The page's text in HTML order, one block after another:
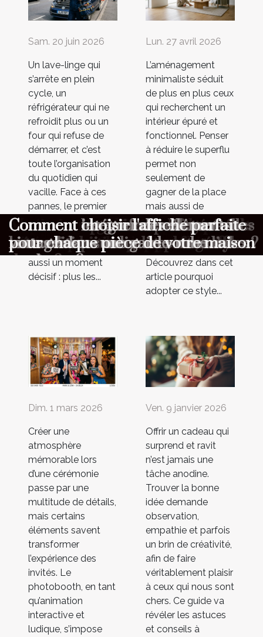
Dépannage express : quelles
informations transmettre au
premier contact ?
Sam. 20 juin 2026
Un lave-linge qui
s’arrête en plein
cycle, un
réfrigérateur qui ne
refroidit plus ou un
four qui refuse de
démarrer, et c’est
toute l’organisation
du quotidien qui
vacille. Face à ces
pannes, le premier
réflexe est souvent
d’appeler en
urgence, mais c’est
aussi un moment
décisif : plus les...
Aménagement minimaliste :
pourquoi moins c’est parfois mieux
Lun. 27 avril 2026
L’aménagement
minimaliste séduit
de plus en plus ceux
qui recherchent un
intérieur épuré et
fonctionnel. Penser
à réduire le superflu
permet non
seulement de
gagner de la place
mais aussi de
favoriser un mode
de vie plus serein et
harmonieux.
Découvrez dans cet
article pourquoi
adopter ce style...
Maximiser l'ambiance à votre
cérémonie avec un photobooth
Dim. 1 mars 2026
Créer une
atmosphère
mémorable lors
d’une cérémonie
passe par une
multitude de détails,
mais certains
éléments savent
transformer
l’expérience des
invités. Le
photobooth, en tant
qu’animation
interactive et
ludique, s’impose
Comment choisir le cadeau parfait
pour surprendre vos proches ?
Ven. 9 janvier 2026
Offrir un cadeau qui
surprend et ravit
n’est jamais une
tâche anodine.
Trouver la bonne
idée demande
observation,
empathie et parfois
un brin de créativité,
afin de faire
véritablement plaisir
à ceux qui nous sont
chers. Ce guide va
révéler les astuces
et conseils à
Comment organiser une chasse au
trésor éducative pour enfants ?
Comment optimiser la longévité de
votre combinaison de plongée ?
Comment choisir un parfum
masculin qui complète votre style
de vie ?
Comment les gaufres reflètent-elles
les traditions culinaires mondiales ?
Comment intégrer des éléments
vintage dans une garde-robe
moderne ?
Comment choisir l'affiche parfaite
pour chaque pièce de votre maison